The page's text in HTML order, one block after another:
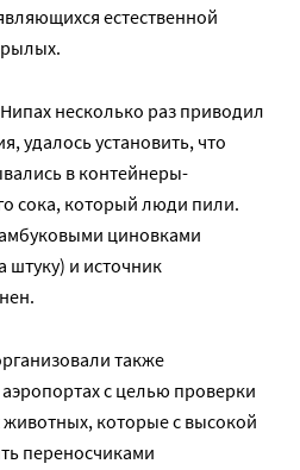
естественной
несколько раз приводил
удалось установить, что
в контейнеры-
сока, который люди пили.
циновками
штуку) и источник
также
с целью проверки
животных, которые с высокой
переносчиками